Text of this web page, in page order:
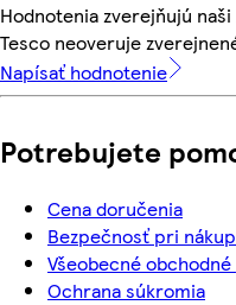
Hodnotenia zverejňujú
Tesco neoveruje
Napísať hodnotenie
Potrebujete
Cena doručenia
Bezpečnosť pri
Všeobecné
Ochrana súkromia